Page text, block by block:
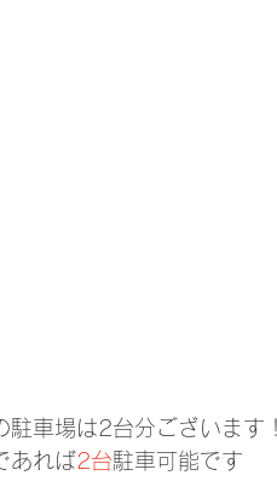
駐車場は2台分ございます！
あれば2台駐車可能です